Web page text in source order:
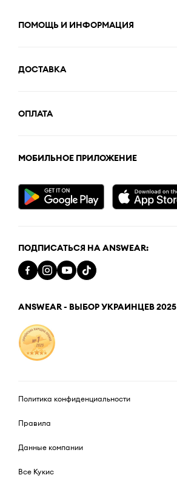
ПОМОЩЬ И ИНФОРМАЦИЯ
ДОСТАВКА
ОПЛАТА
МОБИЛЬНОЕ ПРИЛОЖЕНИЕ
ПОДПИСАТЬСЯ НА ANSWEAR:
ANSWEAR - ВЫБОР УКРАИНЦЕВ 2025
Политика конфиденциальности
Правила
Данные компании
Все Кукис